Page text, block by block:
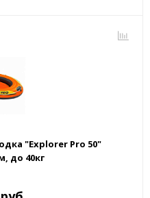
"Explorer Pro 50"
до 40кг